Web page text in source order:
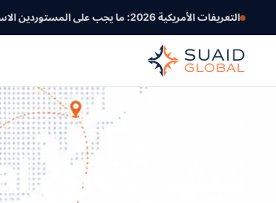
التعريفات الأمريكية 2026: ما يجب على المستوردين الاستعداد له الآن
كيف تُقارن Suaid Global